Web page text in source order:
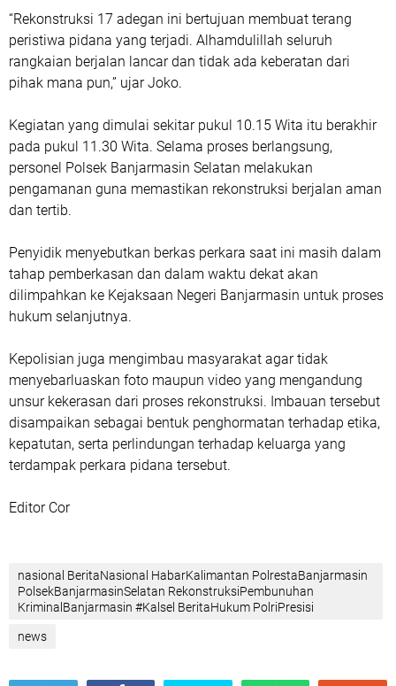
“Rekonstruksi 17 adegan ini bertujuan membuat terang
peristiwa pidana yang terjadi. Alhamdulillah seluruh
rangkaian berjalan lancar dan tidak ada keberatan dari
pihak mana pun,” ujar Joko.
Kegiatan yang dimulai sekitar pukul 10.15 Wita itu berakhir
pada pukul 11.30 Wita. Selama proses berlangsung,
personel Polsek Banjarmasin Selatan melakukan
pengamanan guna memastikan rekonstruksi berjalan aman
dan tertib.
Penyidik menyebutkan berkas perkara saat ini masih dalam
tahap pemberkasan dan dalam waktu dekat akan
dilimpahkan ke Kejaksaan Negeri Banjarmasin untuk proses
hukum selanjutnya.
Kepolisian juga mengimbau masyarakat agar tidak
menyebarluaskan foto maupun video yang mengandung
unsur kekerasan dari proses rekonstruksi. Imbauan tersebut
disampaikan sebagai bentuk penghormatan terhadap etika,
kepatutan, serta perlindungan terhadap keluarga yang
terdampak perkara pidana tersebut.
Editor Cor
nasional BeritaNasional HabarKalimantan PolrestaBanjarmasin
PolsekBanjarmasinSelatan RekonstruksiPembunuhan
KriminalBanjarmasin #Kalsel BeritaHukum PolriPresisi
news